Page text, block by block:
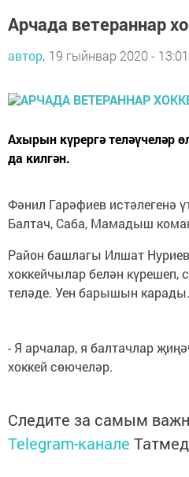
Арчада ветераннар
автор, 19 гыйнвар 2020 - 13:01
Ахырын күрергә теләүчеләр
да килгән.
Фәнил Гарәфиев истәлегенә
Балтач, Саба, Мамадыш
Район башлагы Илшат Нуриев
хоккейчылар белән күрешеп,
теләде. Уен барышын карады.
- Я арчалар, я балтачлар
хоккей сөючеләр.
Следите за самым
Telegram-канале